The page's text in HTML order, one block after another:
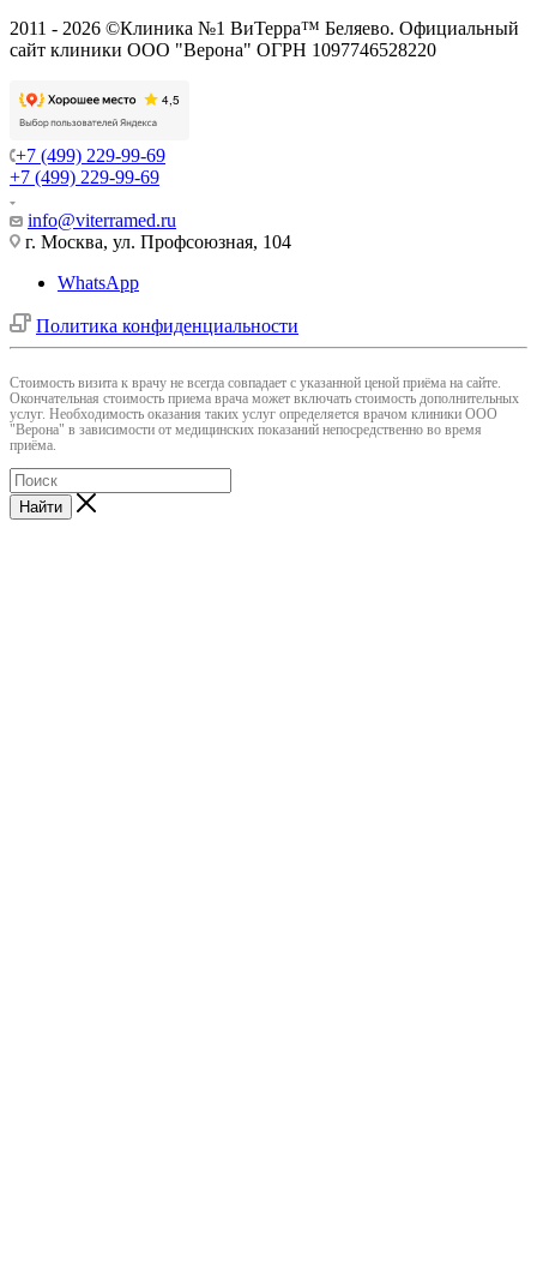
2011 - 2026 ©Клиника №1 ВиТерра™ Беляево. Официальный
сайт клиники ООО "Верона" ОГРН 1097746528220
+7 (499) 229-99-69
+7 (499) 229-99-69
info@viterramed.ru
г. Москва, ул. Профсоюзная, 104
WhatsApp
Политика конфиденциальности
Cтоимость визита к врачу не всегда совпадает с указанной ценой приёма на сайте.
Окончательная стоимость приема врача может включать стоимость дополнительных
услуг. Необходимость оказания таких услуг определяется врачом клиники ООО
"Верона" в зависимости от медицинских показаний непосредственно во время
приёма.
Найти